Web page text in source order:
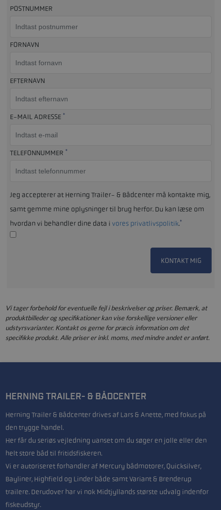
POSTNUMMER
FORNAVN
EFTERNAVN
E-MAIL ADRESSE *
TELEFONNUMMER *
Jeg accepterer at Herning Trailer- & Bådcenter må kontakte mig,
samt gemme mine oplysninger til brug herfor. Du kan læse om
hvordan vi behandler dine data i vores privatlivspolitik.*
KONTAKT MIG
Vi tager forbehold for eventuelle fejl i beskrivelser og priser. Bemærk, at
produktbilleder og specifikationer kan vise forskellige versioner eller
udstyrsvarianter. Kontakt os gerne for præcis information om det
specifikke produkt. Alle priser er inkl. moms, med mindre andet er anført.
HERNING TRAILER- & BÅDCENTER
Herning Trailer & Bådcenter drives af Lars & Anette, med fokus på
den trygge handel.
Her får du seriøs vejledning uanset om du søger en jolle eller den
helt store båd til fritidsfiskeren.
Vi er autoriseret forhandler af Mercury bådmotorer, Quicksilver,
Bayliner, Highfield og Linder både samt Variant & Brenderup
trailere. Derudover har vi nok Midtjyllands største udvalg indenfor
fiskeudstyr.